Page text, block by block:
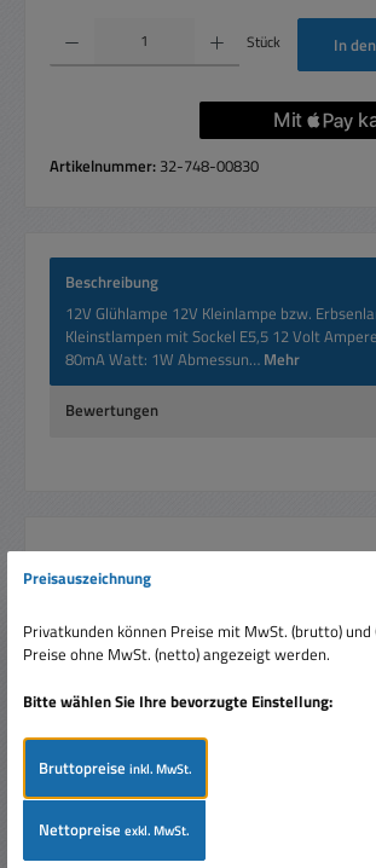
Produkt Anzahl: Gib den gewünschten Wert ein oder
Stück In
Artikelnummer: 32-748-00830
Beschreibung
12V Glühlampe 12V Kleinlampe bzw.
Kleinstlampen mit Sockel E5,5 12 Volt
80mA Watt: 1W Abmessun… Mehr
Bewertungen
Produktgalerie überspringen
Ähnliche Artikel
Preisauszeichnung
Privatkunden können Preise mit MwSt. (brutto) und
Preise ohne MwSt. (netto) angezeigt werden.
Bitte wählen Sie Ihre bevorzugte Einstellung:
Bruttopreiseinkl. MwSt.
Nettopreiseexkl. MwSt.